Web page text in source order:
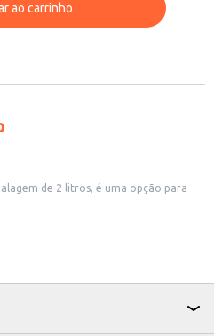
ao carrinho
de 2 litros, é uma opção para
em família até eventos e encontros
pequenos comércios e
garante o sabor que agrada a